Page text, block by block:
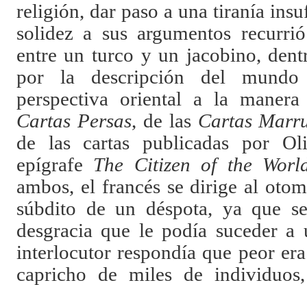
religión, dar paso a una tiranía
solidez a sus argumentos
entre un turco y un jacobino,
por la descripción del mundo
perspectiva oriental a la
Cartas Persas, de las Cartas
de las cartas publicadas por
epígrafe The Citizen of the
ambos, el francés se dirige al
súbdito de un déspota, ya que
desgracia que le podía suceder
interlocutor respondía que peor
capricho de miles de